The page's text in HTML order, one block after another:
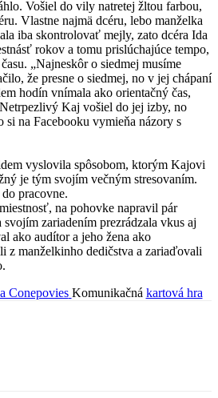
Vošiel do vily natretej žltou farbou,
Vlastne najmä dcéru, lebo manželka
iba skontrolovať mejly, zato dcéra Ida
rokov a tomu prislúchajúce tempo,
„Najneskôr o siedmej musíme
že presne o siedmej, no v jej chápaní
hodín vnímala ako orientačný čas,
Kaj vošiel do jej izby, no
si na Facebooku vymieňa názory s
vyslovila spôsobom, ktorým Kajovi
je tým svojím večným stresovaním.
pracovne.
na pohovke napravil pár
zariadením prezrádzala vkus aj
ako audítor a jeho žena ako
z manželkinho dedičstva a zariaďovali
Komunikačná kartová hra